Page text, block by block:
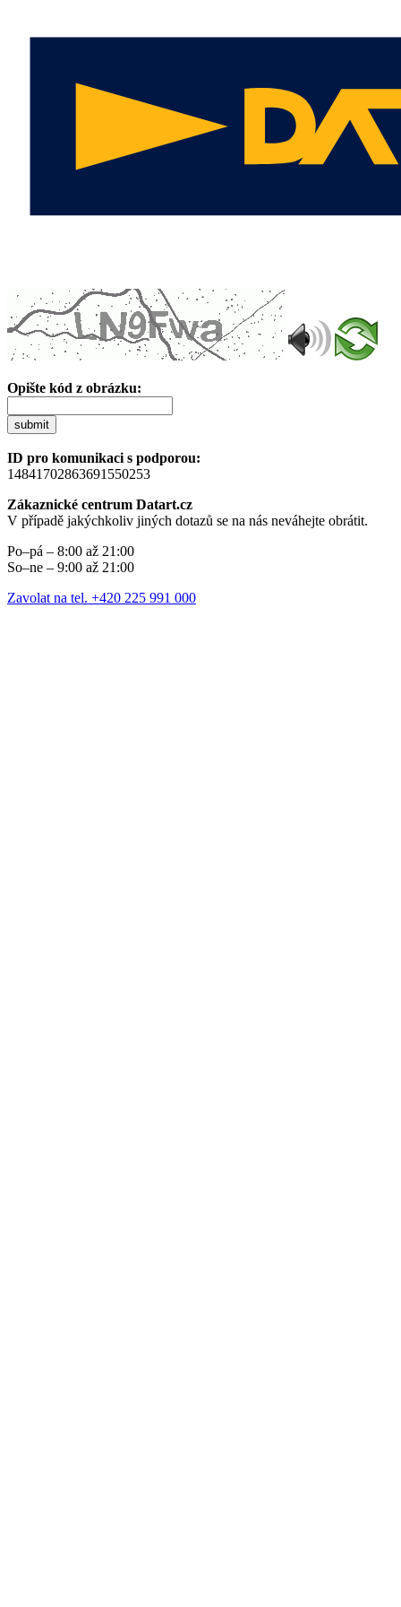
Opište kód z obrázku:
submit
ID pro komunikaci s podporou:
14841702863691550253
Zákaznické centrum Datart.cz
V případě jakýchkoliv jiných dotazů se na nás neváhejte obrátit.
Po–pá – 8:00 až 21:00
So–ne – 9:00 až 21:00
Zavolat na tel. +420 225 991 000